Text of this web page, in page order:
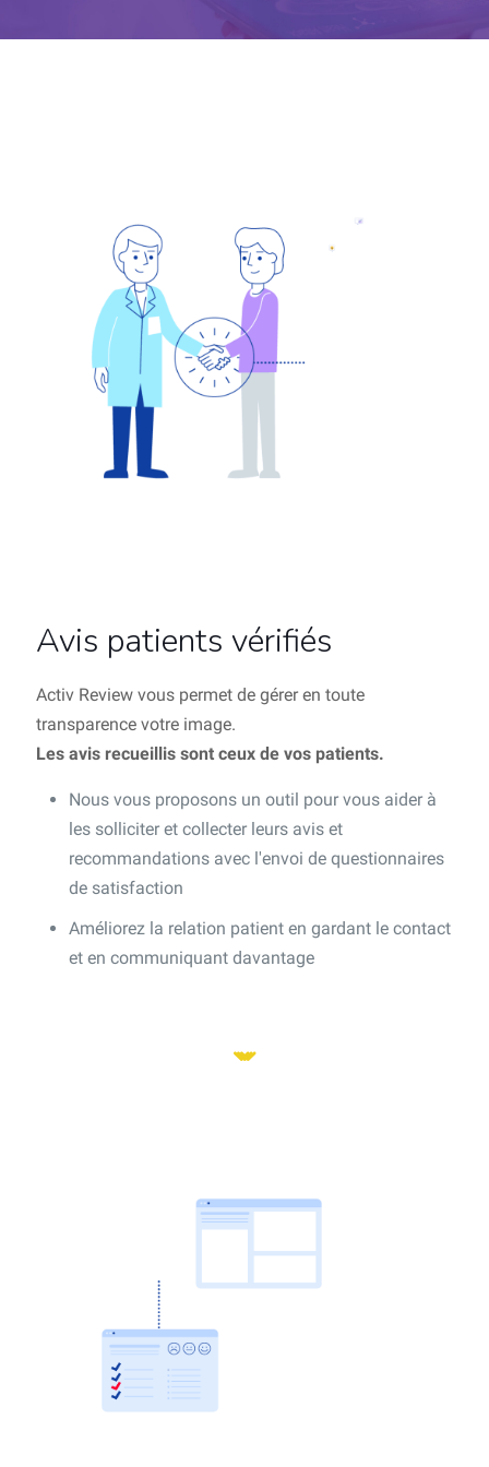
Avis patients vérifiés
Activ Review vous permet de gérer en toute
transparence votre image.
Les avis recueillis sont ceux de vos patients.
Nous vous proposons un outil pour vous aider à
les solliciter et collecter leurs avis et
recommandations avec l'envoi de questionnaires
de satisfaction
Améliorez la relation patient en gardant le contact
et en communiquant davantage